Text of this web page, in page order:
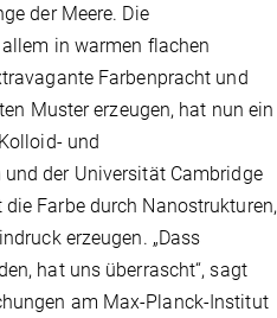
der Meere. Die
in warmen flachen
Farbenpracht und
Muster erzeugen, hat nun ein
und
der Universität Cambridge
Farbe durch Nanostrukturen,
erzeugen. „Dass
hat uns überrascht“, sagt
am Max-Planck-Institut